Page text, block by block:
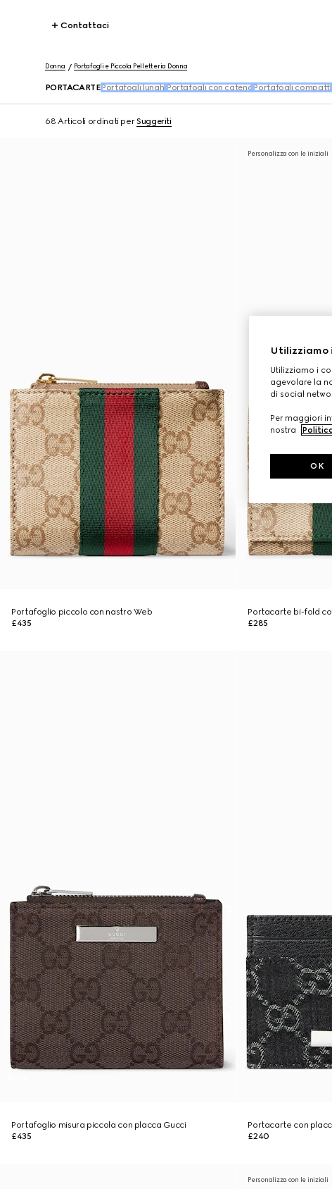
Contattaci
Donna Portafogli e Piccola Pelletteria Donna
PORTACARTE Portafogli lunghi Portafogli con catena Portafogli compatti
68 Articoli ordinati perSuggeriti
Portafoglio piccolo con nastro Web
£435
Personalizza con le iniziali
Portacarte bi-fold
£285
Portafoglio misura piccola con placca Gucci
£435
Portacarte con
£240
Personalizza con le iniziali
Utilizziamo
Utilizziamo i
agevolare la
di social
Per maggiori
nostra
OK